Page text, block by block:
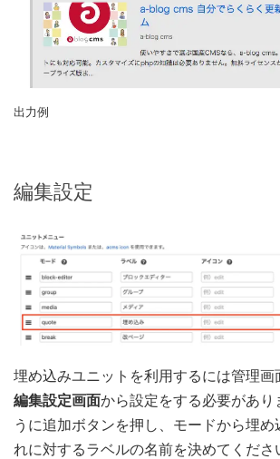
出力例
編集設定
埋め込みユニットを利用するには管理画
編集設定画面から設定をする必要があり
うに追加ボタンを押し、モードから埋め
れに対するラベルの名前を決めてくださ